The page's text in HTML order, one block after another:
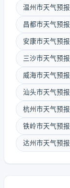
温州市天气预报
昌都市天气预报
安康市天气预报
三沙市天气预报
威海市天气预报
汕头市天气预报
杭州市天气预报
铁岭市天气预报
达州市天气预报